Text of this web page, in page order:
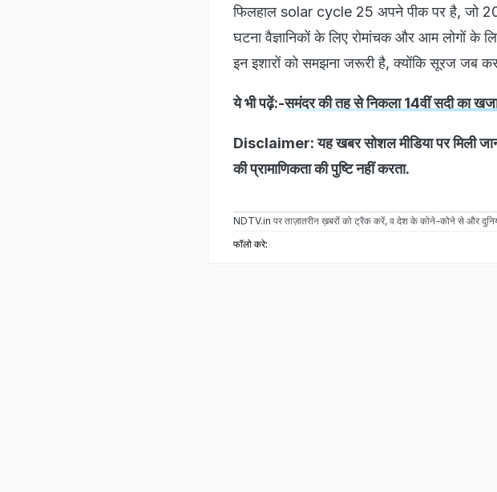
फिलहाल solar cycle 25 अपने पीक पर है, जो
घटना वैज्ञानिकों के लिए रोमांचक और आम लोगों के
इन इशारों को समझना जरूरी है, क्योंकि सूरज जब
ये भी पढ़ें:-समंदर की तह से निकला 14वीं सदी का
Disclaimer: यह खबर सोशल मीडिया पर मिली
की प्रामाणिकता की पुष्टि नहीं करता.
NDTV.in पर ताज़ातरीन ख़बरों को ट्रैक करें, व देश के कोने-कोने से और
फॉलो करे: